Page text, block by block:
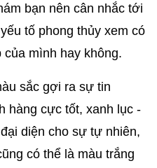
bạn nên cân nhắc tới
tố phong thủy xem có
mình hay không.
sắc gợi ra sự tin
hàng cực tốt, xanh lục -
diện cho sự tự nhiên,
có thể là màu trắng